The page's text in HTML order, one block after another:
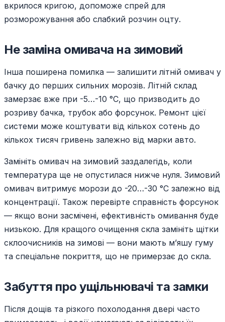
вкрилося кригою, допоможе спрей для
розморожування або слабкий розчин оцту.
Не заміна омивача на зимовий
Інша поширена помилка — залишити літній омивач у
бачку до перших сильних морозів. Літній склад
замерзає вже при -5…-10 °C, що призводить до
розриву бачка, трубок або форсунок. Ремонт цієї
системи може коштувати від кількох сотень до
кількох тисяч гривень залежно від марки авто.
Замініть омивач на зимовий заздалегідь, коли
температура ще не опустилася нижче нуля. Зимовий
омивач витримує морози до -20…-30 °C залежно від
концентрації. Також перевірте справність форсунок
— якщо вони засмічені, ефективність омивання буде
низькою. Для кращого очищення скла замініть щітки
склоочисників на зимові — вони мають м’яшу гуму
та спеціальне покриття, що не примерзає до скла.
Забуття про ущільнювачі та замки
Після дощів та різкого похолодання двері часто